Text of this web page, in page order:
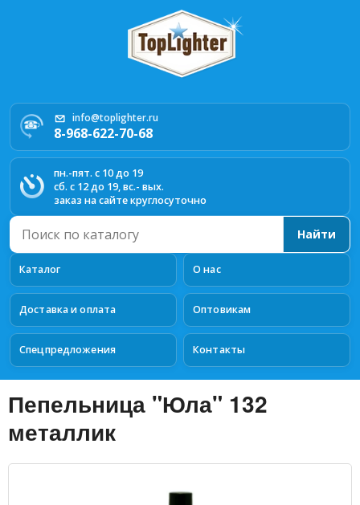
info@toplighter.ru
8-968-622-70-68
пн.-пят. с 10 до 19
сб. с 12 до 19, вс.- вых.
заказ на сайте круглосуточно
Каталог О нас
Доставка и оплата Оптовикам
Спецпредложения Контакты
Поиск
по
каталогу
Найти
Пепельница "Юла" 132
металлик